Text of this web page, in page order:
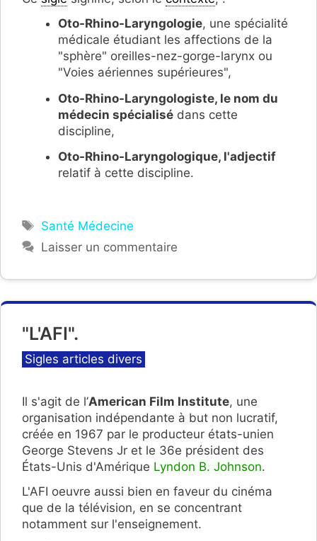
Oto-Rhino-Laryngologie, une spécialité
médicale étudiant les affections de la
"sphère" oreilles-nez-gorge-larynx ou
"Voies aériennes supérieures",
Oto-Rhino-Laryngologiste, le nom du
médecin spécialisé dans cette
discipline,
Oto-Rhino-Laryngologique, l'adjectif
relatif à cette discipline.
Étiquettes
Santé Médecine
Laisser un commentaire
"L'AFI".
Catégories
Sigles articles divers
Il s'agit de l’American Film Institute, une
organisation indépendante à but non lucratif,
créée en 1967 par le producteur états-unien
George Stevens Jr et le 36e président des
États-Unis d'Amérique Lyndon B. Johnson.
L'AFI oeuvre aussi bien en faveur du cinéma
que de la télévision, en se concentrant
notamment sur l'enseignement.